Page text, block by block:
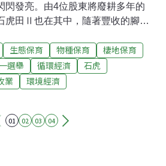
閃發亮。由4位股東將廢耕多年的
虎田Ⅱ也在其中，隨著豐收的腳步
樹里長的林義雄，更將擴增石虎田
里石虎窩，已初具共識。為台南
石虎米全數售完，讓幾位股東深
了狀況，原以為第二期秧苗沒下
很快的重組起來，除了陳美汀因需
生態保育 物種保育
棲地保育
選舉 循環經濟
石虎
業 環境經濟
01 02 03 04